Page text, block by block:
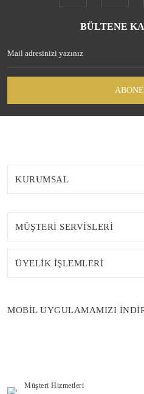
BÜLTENE
KURUMSAL
MÜŞTERİ SERVİSLERİ
ÜYELİK İŞLEMLERİ
MOBİL UYGULAMAMIZI
Müşteri Hizmetleri